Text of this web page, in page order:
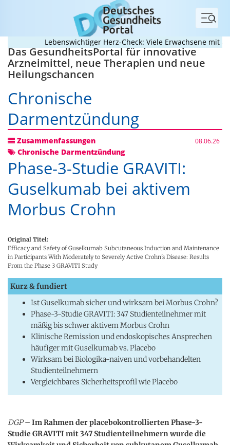
Menü
Lebenswichtiger Herz-Check: Viele Erwachsene mit
Das GesundheitsPortal für innovative
Arzneimittel, neue Therapien und neue
Heilungschancen
Chronische
Darmentzündung
Zusammenfassungen 08.06.26
Chronische Darmentzündung
Phase-3-Studie GRAVITI:
Guselkumab bei aktivem
Morbus Crohn
Original Titel:
Efficacy and Safety of Guselkumab Subcutaneous Induction and Maintenance
in Participants With Moderately to Severely Active Crohn's Disease: Results
From the Phase 3 GRAVITI Study
Kurz & fundiert
Ist Guselkumab sicher und wirksam bei Morbus Crohn?
Phase-3-Studie GRAVITI: 347 Studienteilnehmer mit
mäßig bis schwer aktivem Morbus Crohn
Klinische Remission und endoskopisches Ansprechen
häufiger mit Guselkumab vs. Placebo
Wirksam bei Biologika-naiven und vorbehandelten
Studienteilnehmern
Vergleichbares Sicherheitsprofil wie Placebo
DGP– Im Rahmen der placebokontrollierten Phase-3-
Studie GRAVITI mit 347 Studienteilnehmern wurde die